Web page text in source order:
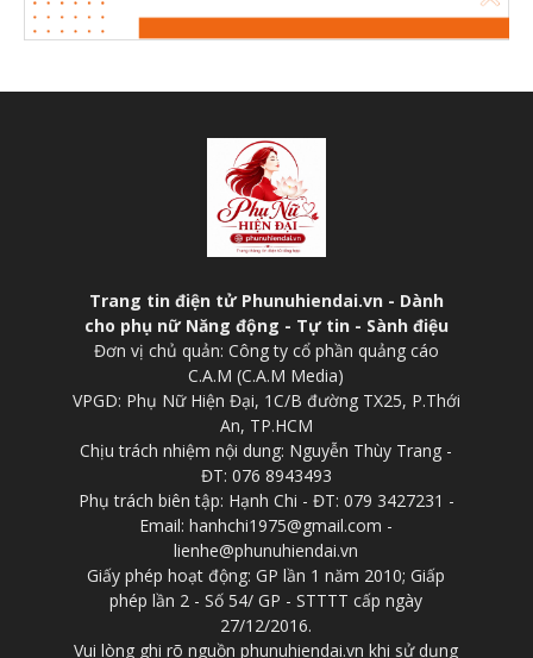
Trang tin điện tử Phunuhiendai.vn - Dành
cho phụ nữ Năng động - Tự tin - Sành điệu
Đơn vị chủ quản: Công ty cổ phần quảng cáo
C.A.M (C.A.M Media)
VPGD: Phụ Nữ Hiện Đại, 1C/B đường TX25, P.Thới
An, TP.HCM
Chịu trách nhiệm nội dung: Nguyễn Thùy Trang -
ĐT: 076 8943493
Phụ trách biên tập: Hạnh Chi - ĐT: 079 3427231 -
Email: hanhchi1975@gmail.com -
lienhe@phunuhiendai.vn
Giấy phép hoạt động: GP lần 1 năm 2010; Giấp
phép lần 2 - Số 54/ GP - STTTT cấp ngày
27/12/2016.
Vui lòng ghi rõ nguồn phunuhiendai.vn khi sử dụng